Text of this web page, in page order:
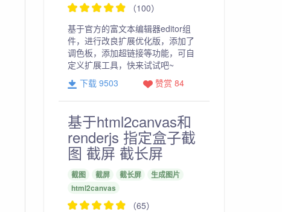
（100）
基于官方的富文本编辑器editor组
件，进行改良扩展优化版，添加了
调色板，添加超链接等功能，可自
定义扩展工具，快来试试吧~
下载 9503
赞赏 84
基于html2canvas和
renderjs 指定盒子截
图 截屏 截长屏
截图 截屏 截长屏
生成图片
html2canvas
（65）